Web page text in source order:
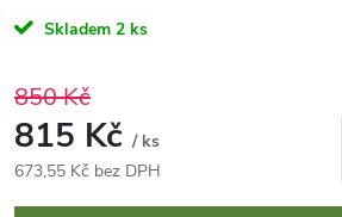
Skladem 2 ks
850 Kč
815 Kč / ks
673,55 Kč bez DPH